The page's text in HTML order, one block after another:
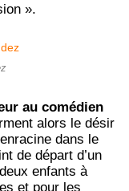
».
au comédien
alors le désir
dans le
de départ d’un
enfants à
et pour les